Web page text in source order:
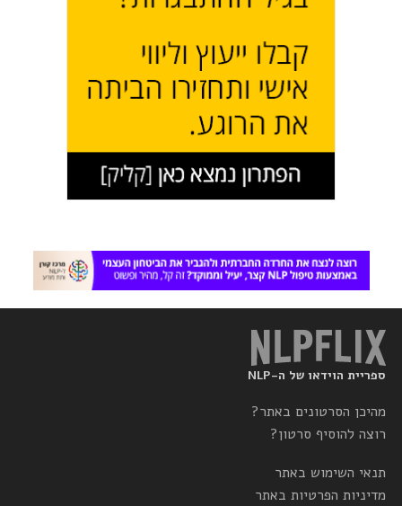
ספריית הוידאו של ה-NLP
מהיכן הסרטונים באתר?
רוצה להוסיף סרטון?
תנאי השימוש באתר
מדיניות הפרטיות באתר